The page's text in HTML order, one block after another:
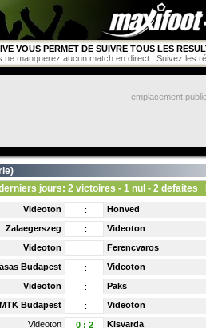
VOUS PERMET DE SUIVRE TOUS LES
manquerez aucun match en direct ! Suivez les
emplacement
)
jours: 2 victoires - 1 nul - 2 defaites
Videoton : Honved
Zalaegerszeg : Videoton
Videoton : Ferencvaros
Budapest : Videoton
Videoton : Paks
MTK Budapest : Videoton
Videoton 0: 2 Kisvarda